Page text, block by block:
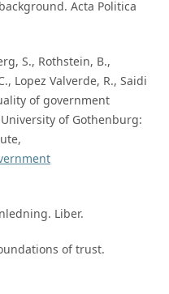
Acta Politica
S., Rothstein, B.,
Lopez Valverde, R., Saidi
of government
of Gothenburg:
Liber.
of trust.